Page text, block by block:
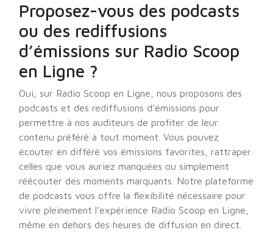
Proposez-vous des podcasts
ou des rediffusions
d’émissions sur Radio Scoop
en Ligne ?
Oui, sur Radio Scoop en Ligne, nous proposons des
podcasts et des rediffusions d’émissions pour
permettre à nos auditeurs de profiter de leur
contenu préféré à tout moment. Vous pouvez
écouter en différé vos émissions favorites, rattraper
celles que vous auriez manquées ou simplement
réécouter des moments marquants. Notre plateforme
de podcasts vous offre la flexibilité nécessaire pour
vivre pleinement l’expérience Radio Scoop en Ligne,
même en dehors des heures de diffusion en direct.